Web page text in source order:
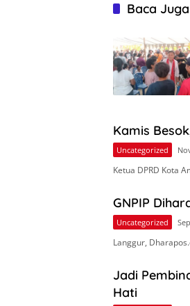
Baca Juga
Kamis
Uncategorized
Ketua DPRD Kota
GNPIP
Uncategorized
Langgur,
Jadi
Hati